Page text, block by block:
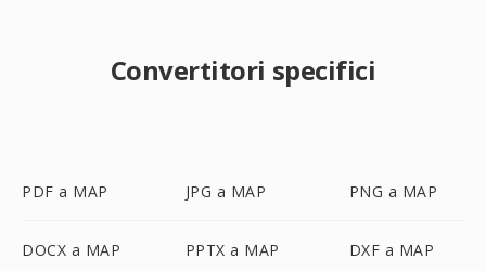
Convertitori specifici
PDF a MAP JPG a MAP PNG a MAP
DOCX a MAP PPTX a MAP DXF a MAP